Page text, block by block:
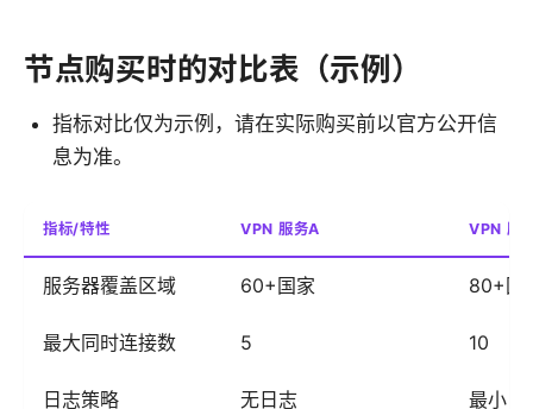
节点购买时的对比表（示例）
指标对比仅为示例，请在实际购买前以官方公开信
息为准。
指标/特性 VPN 服务A VPN 服
服务器覆盖区域 60+国家 80+国
最大同时连接数 5 10
日志策略 无日志 最小日